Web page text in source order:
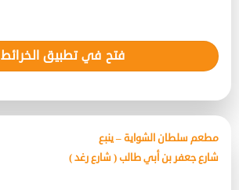
فتح في تطبيق الخرائط
مطعم سلطان الشواية – ينبع
شارع جعفر بن أبي طالب ( شارع رغد )